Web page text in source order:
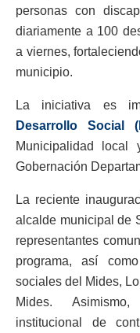
personas con
diariamente a 100
a viernes,
municipio.
La iniciativa es
Desarrollo Social
Municipalidad
Gobernación
La reciente
alcalde municipal de
representantes
programa, así
sociales del Mides,
Mides.
institucional de